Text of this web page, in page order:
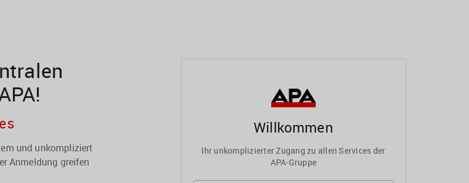
und unkompliziert
Anmeldung greifen
Willkommen
Ihr unkomplizierter Zugang zu allen Services der
APA-Gruppe